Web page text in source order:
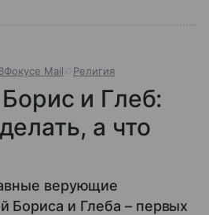
Mail Религия
Борис и Глеб:
а что
верующие
Бориса и Глеба – первых